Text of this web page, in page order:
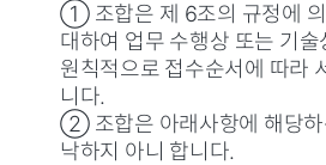
① 조합은 제 6조의 규정에 의
대하여 업무 수행상 또는 기술
원칙적으로 접수순서에 따라
니다.
② 조합은 아래사항에 해당하
낙하지 아니 합니다.